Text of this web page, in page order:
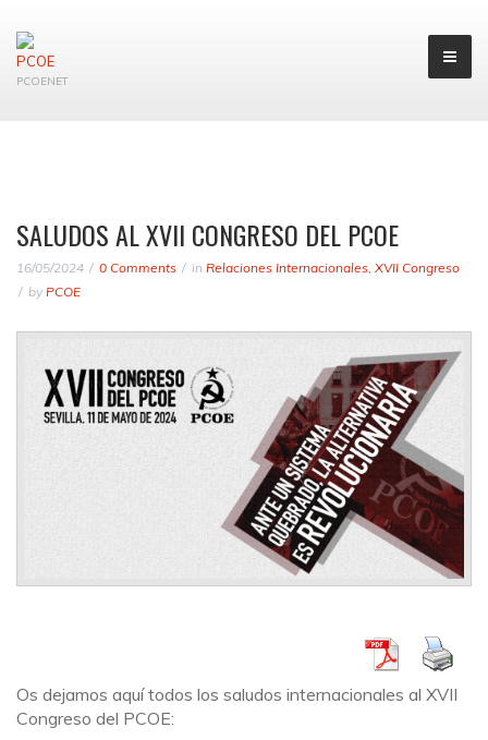
PCOENET
SALUDOS AL XVII CONGRESO DEL PCOE
16/05/2024 0 Comments in Relaciones Internacionales, XVII Congreso
by PCOE
Os dejamos aquí todos los saludos internacionales al XVII
Congreso del PCOE: